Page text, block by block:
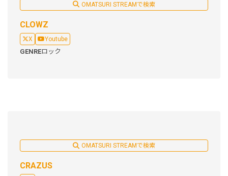
OMATSURI STREAMで検索
CLOWZ
X Youtube
GENREロック
OMATSURI STREAMで検索
CRAZUS